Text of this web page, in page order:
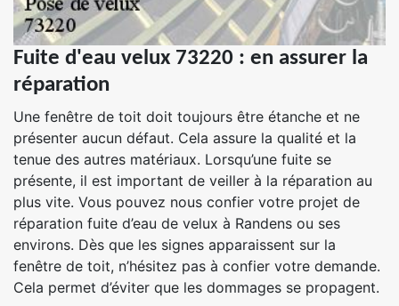
Fuite d'eau velux 73220 : en assurer la
réparation
Une fenêtre de toit doit toujours être étanche et ne
présenter aucun défaut. Cela assure la qualité et la
tenue des autres matériaux. Lorsqu’une fuite se
présente, il est important de veiller à la réparation au
plus vite. Vous pouvez nous confier votre projet de
réparation fuite d’eau de velux à Randens ou ses
environs. Dès que les signes apparaissent sur la
fenêtre de toit, n’hésitez pas à confier votre demande.
Cela permet d’éviter que les dommages se propagent.